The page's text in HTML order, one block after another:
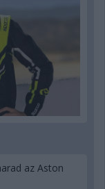
az Aston